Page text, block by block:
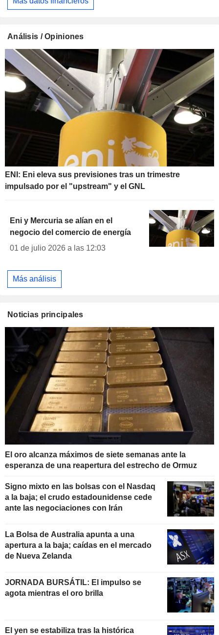
Análisis / Opiniones
ENI: Eni eleva sus previsiones tras un trimestre
impulsado por el "upstream" y el GNL
Eni y Mercuria se alían en el
negocio del comercio de energía
01 de julio 2026 a las 12:03
Más análisis
Noticias principales
El oro alcanza máximos de siete semanas ante la
esperanza de una reapertura del estrecho de Ormuz
Signo mixto en las bolsas con el Nasdaq
a la baja; el crudo estadounidense cede
ante las negociaciones con Irán
La Bolsa de Australia apunta a una
apertura a la baja; caídas en el mercado
de Nueva Zelanda
JORNADA BURSÁTIL: El impulso se
agota mientras el oro brilla
El yen se estabiliza tras la histórica